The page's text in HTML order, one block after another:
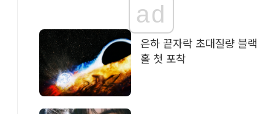
ad
은하 끝자락 초대질량 블랙
홀 첫 포착